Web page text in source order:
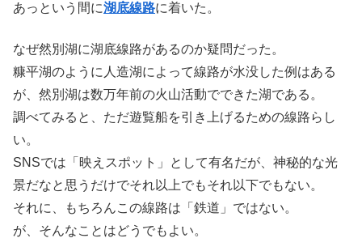
あっという間に湖底線路に着いた。
なぜ然別湖に湖底線路があるのか疑問だった。
糠平湖のように人造湖によって線路が水没した例はある
が、然別湖は数万年前の火山活動でできた湖である。
調べてみると、ただ遊覧船を引き上げるための線路らし
い。
SNSでは「映えスポット」として有名だが、神秘的な光
景だなと思うだけでそれ以上でもそれ以下でもない。
それに、もちろんこの線路は「鉄道」ではない。
が、そんなことはどうでもよい。